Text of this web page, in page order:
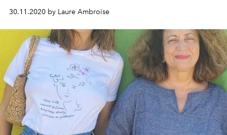
30.11.2020 by Laure Ambroise